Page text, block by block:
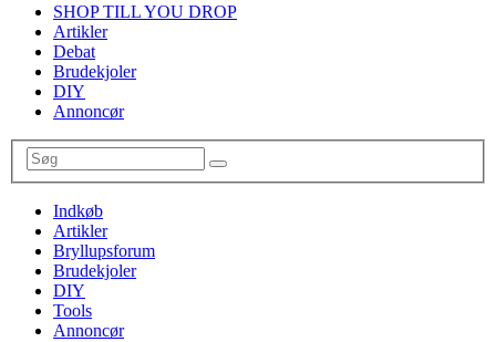
SHOP TILL YOU DROP
Artikler
Debat
Brudekjoler
DIY
Annoncør
Indkøb
Artikler
Bryllupsforum
Brudekjoler
DIY
Tools
Annoncør